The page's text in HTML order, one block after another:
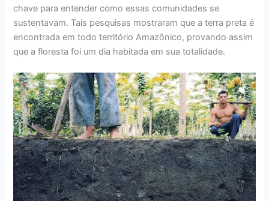
chave para entender como essas comunidades se
sustentavam. Tais pesquisas mostraram que a terra preta é
encontrada em todo território Amazônico, provando assim
que a floresta foi um dia habitada em sua totalidade.